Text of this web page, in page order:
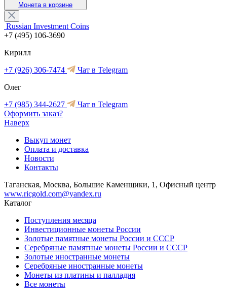
Монета в корзине
Russian Investment Coins
+7 (495) 106-3690
Кирилл
+7 (926) 306-7474
Чат в Telegram
Олег
+7 (985) 344-2627
Чат в Telegram
Оформить заказ?
Наверх
Выкуп монет
Оплата и доставка
Новости
Контакты
Таганская, Москва, Большие Каменщики, 1, Офисный центр
www.ricgold.com@yandex.ru
Каталог
Поступления месяца
Инвестиционные монеты России
Золотые памятные монеты России и СССР
Серебряные памятные монеты России и СССР
Золотые иностранные монеты
Серебряные иностранные монеты
Монеты из платины и палладия
Все монеты